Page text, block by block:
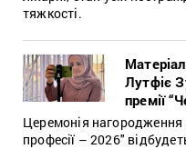
тяжкості.
Лутфіє
премії
Церемонія нагородження
професії – 2026"